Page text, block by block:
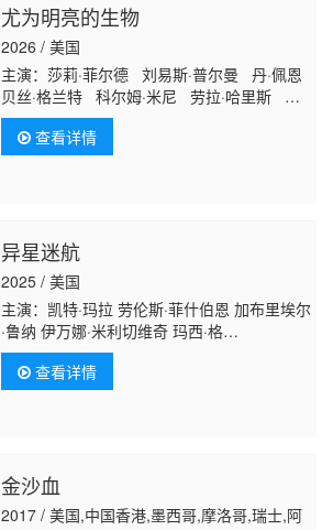
尤为明亮的生物
2026 / 美国
主演：莎莉·菲尔德 刘易斯·普尔曼 丹·佩恩
贝丝·格兰特 科尔姆·米尼 劳拉·哈里斯 索
菲亚·布莱克-德埃利亚 凯西·贝克 陈冲 梅
根·赫弗恩 唐纳德·沙利斯 萨莎·威廉斯 迈
尔斯·马萨勒 Brandon McEwan Emily
查看详情
异星迷航
2025 / 美国
主演：凯特·玛拉 劳伦斯·菲什伯恩 加布里埃尔
·鲁纳 伊万娜·米利切维奇 玛西·格
雷 Scarlett Holmes 礼萨·迪亚
科 Daniel Quirke Daiana Madeira Christine
登·奥沙利文 Gordon Barry
查看详情
金沙血
2017 / 美国,中国香港,墨西哥,摩洛哥,瑞士,阿